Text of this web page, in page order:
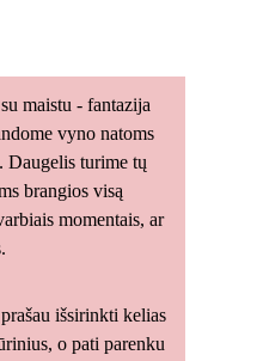
maistu - fantazija
vyno natoms
Daugelis turime tų
brangios visą
momentais, ar
išsirinkti kelias
o pati parenku